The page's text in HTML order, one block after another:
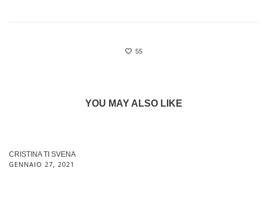
55
YOU MAY ALSO LIKE
CRISTINA TI SVENA
GENNAIO 27, 2021